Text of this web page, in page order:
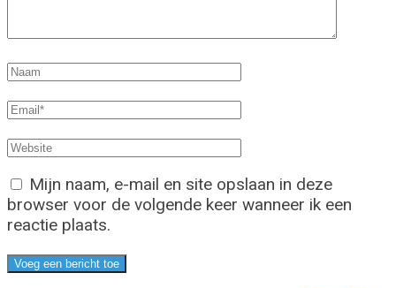
Mijn naam, e-mail en site opslaan in deze
browser voor de volgende keer wanneer ik een
reactie plaats.